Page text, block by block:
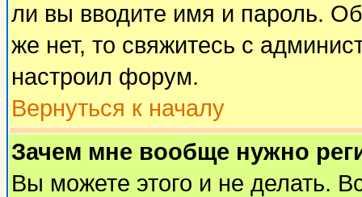
ли вы вводите имя и пароль.
же нет, то свяжитесь с
настроил форум.
Вернуться к началу
Зачем мне вообще нужно
Вы можете этого и не делать.